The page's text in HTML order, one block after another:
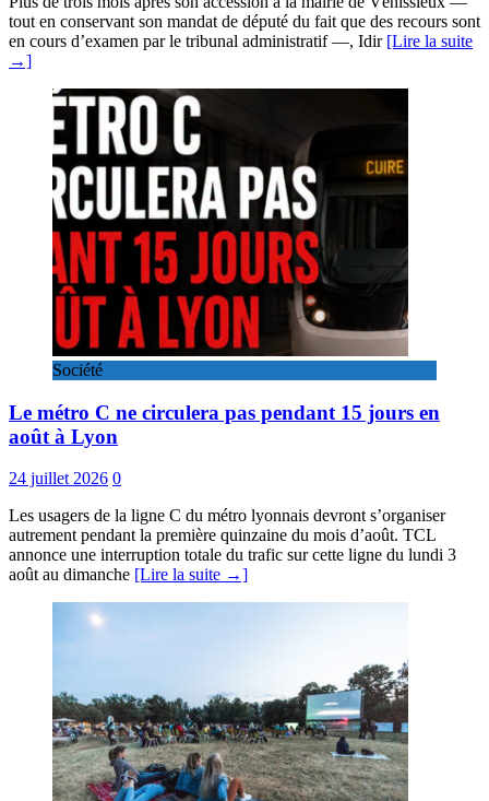
tout en conservant son mandat de député du fait que des recours sont
en cours d’examen par le tribunal administratif —, Idir [Lire la suite
→]
Société
Le métro C ne circulera pas pendant 15 jours en
août à Lyon
24 juillet 2026 0
Les usagers de la ligne C du métro lyonnais devront s’organiser
autrement pendant la première quinzaine du mois d’août. TCL
annonce une interruption totale du trafic sur cette ligne du lundi 3
août au dimanche [Lire la suite →]